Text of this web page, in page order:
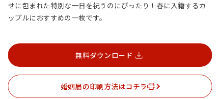
せに包まれた特別な一日を祝うのにぴったり！春に入籍するカ
ップルにおすすめの一枚です。
無料ダウンロード
婚姻届の印刷方法はコチラ